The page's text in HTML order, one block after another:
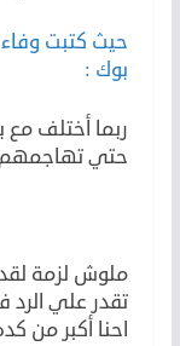
حيث كتبت
بوك :
ربما أختلف
حتي تهاجمهم
ملوش لزمة
تقدر علي الرد
احنا أكبر من